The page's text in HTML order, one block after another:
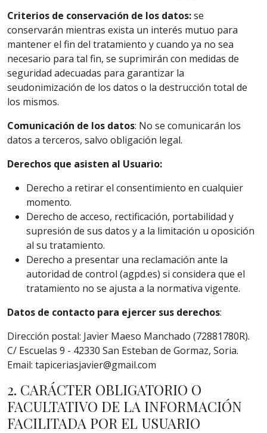
Criterios de conservación de los datos:se
conservarán mientras exista un interés mutuo para
mantener el fin del tratamiento y cuando ya no sea
necesario para tal fin, se suprimirán con medidas de
seguridad adecuadas para garantizar la
seudonimización de los datos o la destrucción total de
los mismos.
Comunicación de los datos: No se comunicarán los
datos a terceros, salvo obligación legal.
Derechos que asisten al Usuario:
Derecho a retirar el consentimiento en cualquier
momento.
Derecho de acceso, rectificación, portabilidad y
supresión de sus datos y a la limitación u oposición
al su tratamiento.
Derecho a presentar una reclamación ante la
autoridad de control (agpd.es) si considera que el
tratamiento no se ajusta a la normativa vigente.
Datos de contacto para ejercer sus derechos:
Dirección postal: Javier Maeso Manchado (72881780R).
C/ Escuelas 9 - 42330 San Esteban de Gormaz, Soria.
Email: tapiceriasjavier@gmail.com
2. CARÁCTER OBLIGATORIO O
FACULTATIVO DE LA INFORMACIÓN
FACILITADA POR EL USUARIO